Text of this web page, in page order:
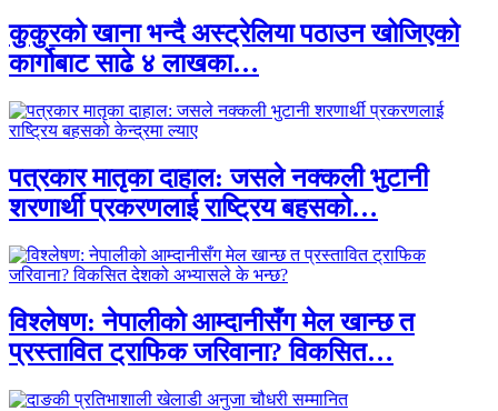
कुकुरको खाना भन्दै अस्ट्रेलिया पठाउन खोजिएको
कार्गोबाट साढे ४ लाखका…
पत्रकार मातृका दाहाल: जसले नक्कली भुटानी
शरणार्थी प्रकरणलाई राष्ट्रिय बहसको…
विश्लेषण: नेपालीको आम्दानीसँग मेल खान्छ त
प्रस्तावित ट्राफिक जरिवाना? विकसित…